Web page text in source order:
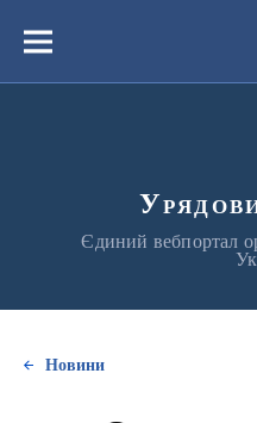
вмістуМеню
Єдиний вебпортал
Новини